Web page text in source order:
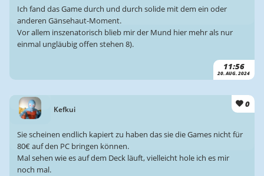
11:56
20. AUG. 2024
Ich fand das Game durch und durch solide mit dem ein oder
anderen Gänsehaut-Moment.
Vor allem inszenatorisch blieb mir der Mund hier mehr als nur
einmal ungläubig offen stehen 8).
Kefkui
0
Sie scheinen endlich kapiert zu haben das sie die Games nicht für
80€ auf den PC bringen können.
Mal sehen wie es auf dem Deck läuft, vielleicht hole ich es mir
noch mal.